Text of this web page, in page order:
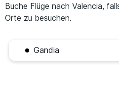
Buche Flüge nach Valencia,
Orte zu besuchen.
Gandia